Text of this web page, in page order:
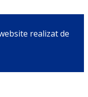
realizat de